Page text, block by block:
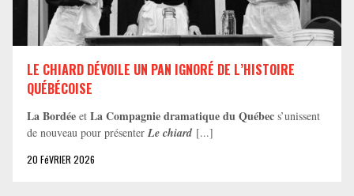
LE CHIARD DÉVOILE UN PAN IGNORÉ DE L’HISTOIRE
QUÉBÉCOISE
La Bordée et La Compagnie dramatique du Québec s’unissent
de nouveau pour présenter Le chiard [...]
20 FéVRIER 2026